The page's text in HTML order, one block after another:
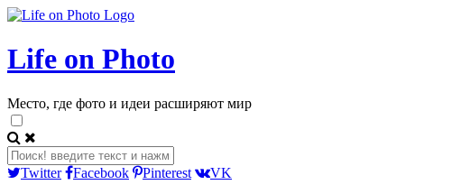
Life on Photo
Место, где фото и идеи расширяют мир
Twitter Facebook Pinterest
VK